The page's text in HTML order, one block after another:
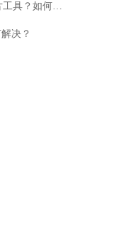
18.CAD转PNG格式转换为图片工具？如何将CAD转换为PNG格式？
决？